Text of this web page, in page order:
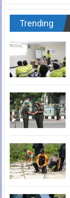
Trending